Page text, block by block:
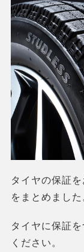
タイヤの保証
をまとめました
タイヤに保証
ください。